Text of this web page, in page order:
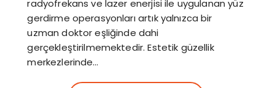
radyofrekans ve lazer enerjisi ile uygulanan yüz
gerdirme operasyonları artık yalnızca bir
uzman doktor eşliğinde dahi
gerçekleştirilmemektedir. Estetik güzellik
merkezlerinde…